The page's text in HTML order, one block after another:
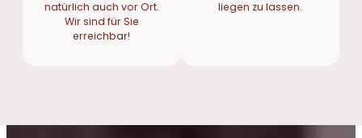
natürlich auch vor Ort.
Wir sind für Sie
erreichbar!
liegen zu lassen.